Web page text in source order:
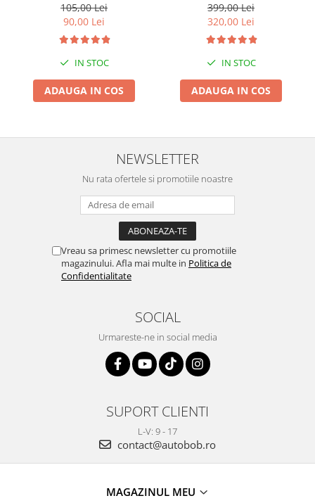
105,00 Lei
90,00 Lei
IN STOC
ADAUGA IN COS
399,00 Lei
320,00 Lei
IN STOC
ADAUGA IN COS
NEWSLETTER
Nu rata ofertele si promotiile noastre
Vreau sa primesc newsletter cu promotiile
magazinului. Afla mai multe in Politica de
Confidentialitate
SOCIAL
Urmareste-ne in social media
SUPORT CLIENTI
L-V: 9 - 17
contact@autobob.ro
MAGAZINUL MEU